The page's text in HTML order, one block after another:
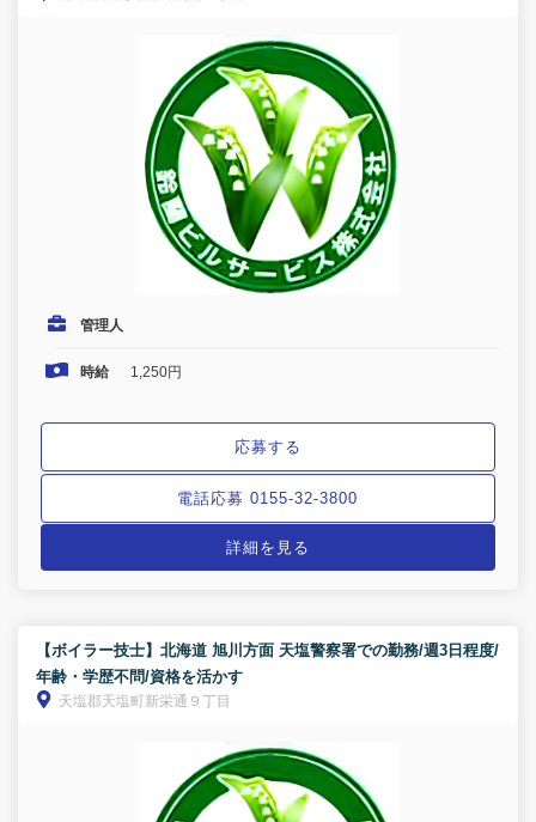
管理人
時給 1,250円
応募する
電話応募 0155-32-3800
詳細を見る
【ボイラー技士】北海道 旭川方面 天塩警察署での勤務/週3日程度/
年齢・学歴不問/資格を活かす
天塩郡天塩町新栄通９丁目